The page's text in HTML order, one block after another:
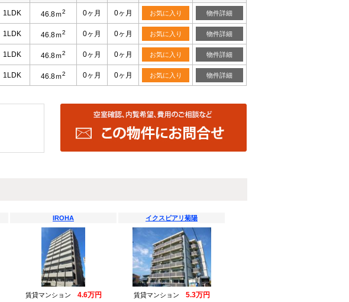
1LDK 46.8ｍ2 0ヶ月 0ヶ月 お気に入り 物件詳細
1LDK 46.8ｍ2 0ヶ月 0ヶ月 お気に入り 物件詳細
1LDK 46.8ｍ2 0ヶ月 0ヶ月 お気に入り 物件詳細
1LDK 46.8ｍ2 0ヶ月 0ヶ月 お気に入り 物件詳細
IROHA
賃貸マンション 4.6万円
イクスピアリ菊陽
賃貸マンション 5.3万円